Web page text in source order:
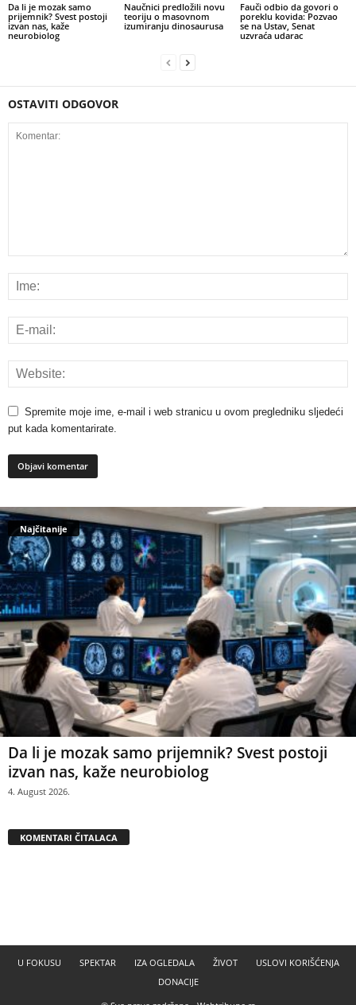
Da li je mozak samo
prijemnik? Svest postoji
izvan nas, kaže
neurobiolog
Naučnici predložili novu
teoriju o masovnom
izumiranju dinosaurusa
Fauči odbio da govori o
poreklu kovida: Pozvao
se na Ustav, Senat
uzvraća udarac
OSTAVITI ODGOVOR
Spremite moje ime, e-mail i web stranicu u ovom pregledniku sljedeći
put kada komentarirate.
Najčitanije
Da li je mozak samo prijemnik? Svest postoji
izvan nas, kaže neurobiolog
4. August 2026.
KOMENTARI ČITALACA
U FOKUSU SPEKTAR IZA OGLEDALA ŽIVOT
USLOVI KORIŠĆENJA
DONACIJE